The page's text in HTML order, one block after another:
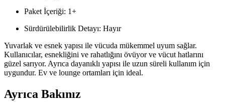
Paket İçeriği: 1+
Sürdürülebilirlik Detayı: Hayır
Yuvarlak ve esnek yapısı ile vücuda mükemmel uyum sağlar.
Kullanıcılar, esnekliğini ve rahatlığını övüyor ve vücut hatlarını
güzel sarıyor. Ayrıca dayanıklı yapısı ile uzun süreli kullanım için
uygundur. Ev ve lounge ortamları için ideal.
Ayrıca Bakınız